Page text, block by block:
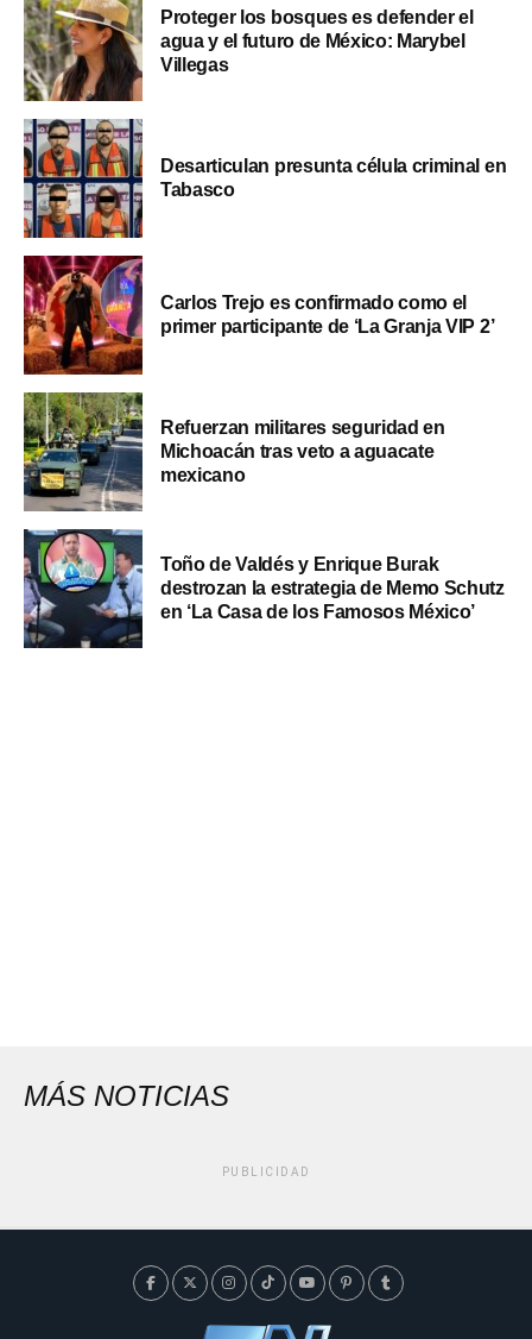
Proteger los bosques es defender el
agua y el futuro de México: Marybel
Villegas
Desarticulan presunta célula criminal en
Tabasco
Carlos Trejo es confirmado como el
primer participante de ‘La Granja VIP 2’
Refuerzan militares seguridad en
Michoacán tras veto a aguacate
mexicano
Toño de Valdés y Enrique Burak
destrozan la estrategia de Memo Schutz
en ‘La Casa de los Famosos México’
MÁS NOTICIAS
PUBLICIDAD